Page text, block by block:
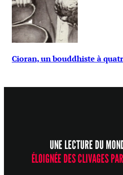
Cioran, un bouddhiste à
UNE LECTURE DU
ÉLOIGNÉE DES CLIVAGES